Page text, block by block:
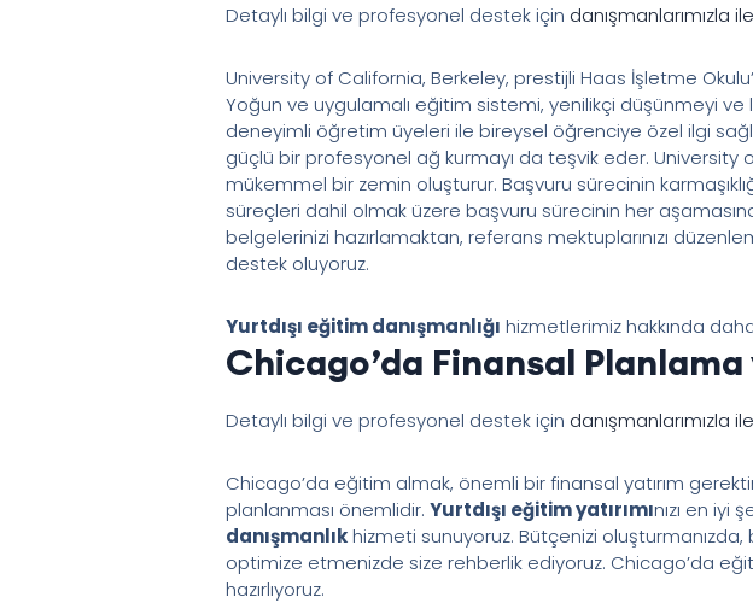
Detaylı bilgi ve profesyonel destek için danışmanlarımızla
University of California, Berkeley, prestijli Haas İşletme
Yoğun ve uygulamalı eğitim sistemi, yenilikçi düşünmeyi ve
deneyimli öğretim üyeleri ile bireysel öğrenciye özel ilgi
güçlü bir profesyonel ağ kurmayı da teşvik eder. University
mükemmel bir zemin oluşturur. Başvuru sürecinin
süreçleri dahil olmak üzere başvuru sürecinin her
belgelerinizi hazırlamaktan, referans mektuplarınızı
destek oluyoruz.
Yurtdışı eğitim danışmanlığı hizmetlerimiz hakkında
Chicago’da Finansal
Detaylı bilgi ve profesyonel destek için danışmanlarımızla
Chicago’da eğitim almak, önemli bir finansal yatırım
planlanması önemlidir. Yurtdışı eğitim yatırımınızı en iyi
danışmanlıkhizmeti sunuyoruz. Bütçenizi
optimize etmenizde size rehberlik ediyoruz. Chicago’da
hazırlıyoruz.